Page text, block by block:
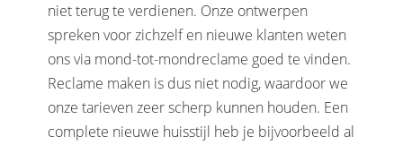
niet terug te verdienen. Onze ontwerpen
spreken voor zichzelf en nieuwe klanten weten
ons via mond-tot-mondreclame goed te vinden.
Reclame maken is dus niet nodig, waardoor we
onze tarieven zeer scherp kunnen houden. Een
complete nieuwe huisstijl heb je bijvoorbeeld al